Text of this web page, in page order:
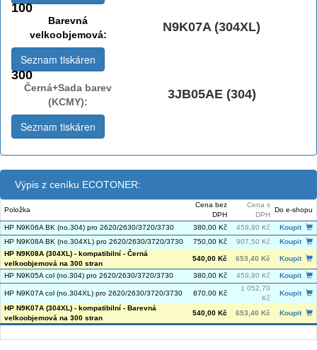
100
Barevná
velkoobjemová:
N9K07A (304XL)
300
Seznam tiskáren
Černá+Sada barev
(KCMY):
3JB05AE (304)
Seznam tiskáren
Výpis z ceníku ECOTONER:
Položka
Cena bez
DPH
Cena s
DPH
Do e-shopu
HP N9K06A BK (no.304) pro 2620/2630/3720/3730 380,00 Kč 459,80 Kč
Koupit
HP N9K08A BK (no.304XL) pro 2620/2630/3720/3730
750,00 Kč 907,50 Kč
Koupit
HP N9K08A (304XL) - kompatibilní - Černá
velkoobjemová na 300 stran
540,00 Kč 653,40 Kč Koupit
HP N9K05A col (no.304) pro 2620/2630/3720/3730 380,00 Kč 459,80 Kč Koupit
HP N9K07A col (no.304XL) pro 2620/2630/3720/3730 870,00 Kč
1 052,70
Kč
Koupit
HP N9K07A (304XL) - kompatibilní - Barevná
velkoobjemová na 300 stran
540,00 Kč 653,40 Kč Koupit